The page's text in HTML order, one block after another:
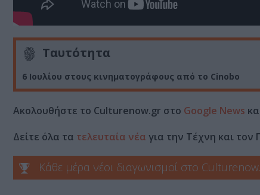
Ταυτότητα
6 Ιουλίου στους κινηματογράφους από το Cinobo
Ακολουθήστε το Culturenow.gr στο Google News
Δείτε όλα τα τελευταία νέα για την Τέχνη και τον
Κάθε μέρα νέοι διαγωνισμοί στο